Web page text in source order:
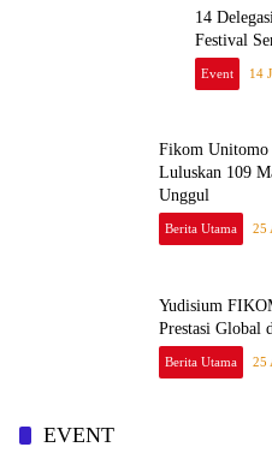
14
Festival
Event 14
Fikom Unitomo
Luluskan 109
Unggul
Berita Utama 25
Yudisium
Prestasi Global
Berita Utama 25
EVENT
Semarak Dies Natalis ke-45,